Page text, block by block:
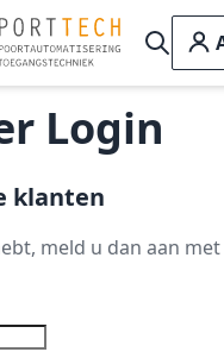
Search
Login
klanten
meld u dan aan